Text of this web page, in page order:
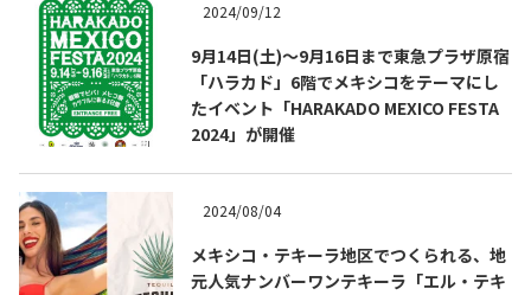
COPYRIGHT © JUAST All rights reserved.
2024/09/12
9月14日(土)～9月16日まで東急プラザ原宿
「ハラカド」6階でメキシコをテーマにし
たイベント「HARAKADO MEXICO FESTA
2024」が開催
2024/08/04
メキシコ・テキーラ地区でつくられる、地
元人気ナンバーワンテキーラ「エル・テキ